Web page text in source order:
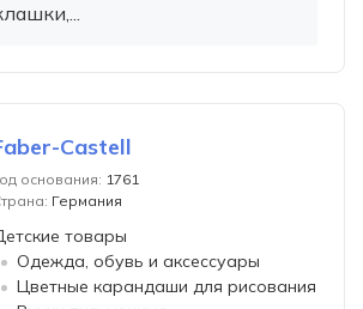
Castell
основания: 1761
Германия
товары
Одежда, обувь и аксессуары
Цветные карандаши для рисования